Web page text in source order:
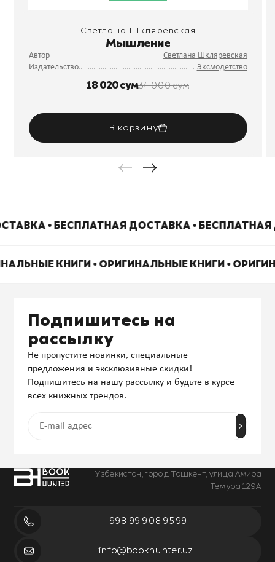
Светлана Шкляревская
Мышление
Автор
Светлана Шкляревская
Издательство
Эксмодетство
18 020 сум34 000 сум
В корзину
• БЕСПЛАТНАЯ ДОСТАВКА •
КНИГИ • ОРИГИНАЛЬНЫЕ КНИГИ •
Узбекистан, город Ташкент, улица Амира
Темура 129А
+998 99 908 95 99
info@bookhunter.uz
Подпишитесь на
рассылку
Не пропустите новинки, специальные
предложения и эксклюзивные скидки!
Подпишитесь на нашу рассылку и будьте в курсе
всех книжных трендов.